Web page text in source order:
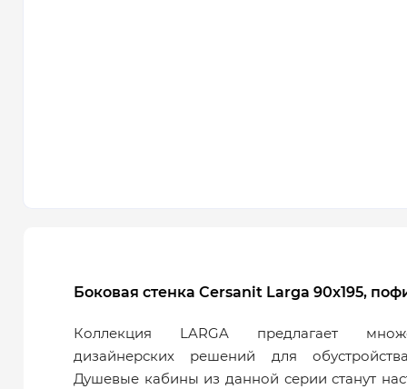
Боковая стенка Cersanit Larga 90х195,
Коллекция LARGA предлагает
дизайнерских решений для
Душевые кабины из данной серии станут